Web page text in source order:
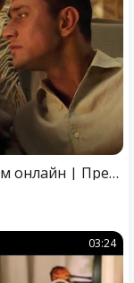
Соври мне правду | Смотреть фильм онлайн | Премьера | Отрывок (Павел Прилучный, Дарья Мельникова)
03:24